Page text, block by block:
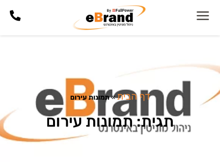
דף הבית»תמונות עירום
תגית: תמונות עירום